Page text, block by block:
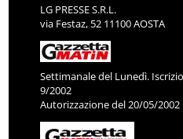
LG PRESSE S.R.L.
via Festaz, 52 11100 AOSTA
Settimanale del Lunedì.
9/2002
Autorizzazione del 20/05/2002